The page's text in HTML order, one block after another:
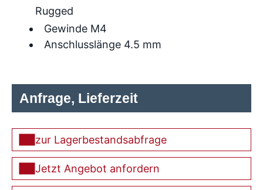
Gewinde M4
Anschlusslänge 4.5 mm
Rugged
Anfrage, Lieferzeit
zur Lagerbestandsabfrage
Jetzt Angebot anfordern